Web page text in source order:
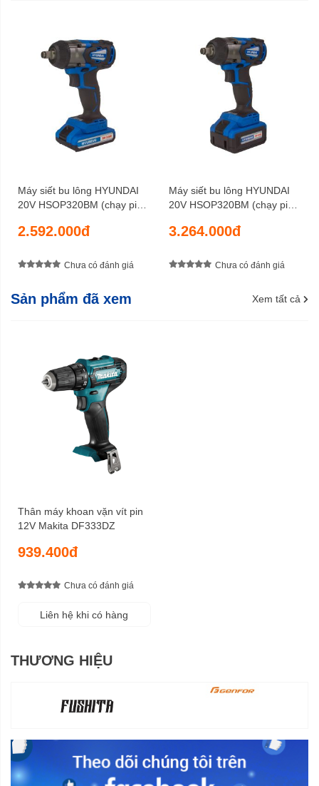
Máy siết bu lông HYUNDAI
20V HSOP320BM (chạy pin
2.592.000đ
Chưa có đánh giá
Máy siết bu lông HYUNDAI
20V HSOP320BM (chạy pin
3.264.000đ
Chưa có đánh giá
Sản phẩm đã xem Xem tất cả
Thân máy khoan vặn vít pin
12V Makita DF333DZ
939.400đ
Chưa có đánh giá
Liên hệ khi có hàng
THƯƠNG HIỆU